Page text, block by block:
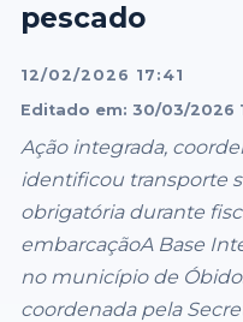
pescado
12/02/2026 17:41
Editado em: 30/03/2026
Ação integrada,
identificou transporte
obrigatória durante
embarcaçãoA Base
no município de
coordenada pela